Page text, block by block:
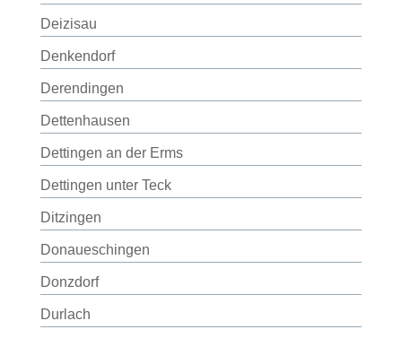
Deizisau
Denkendorf
Derendingen
Dettenhausen
Dettingen an der Erms
Dettingen unter Teck
Ditzingen
Donaueschingen
Donzdorf
Durlach